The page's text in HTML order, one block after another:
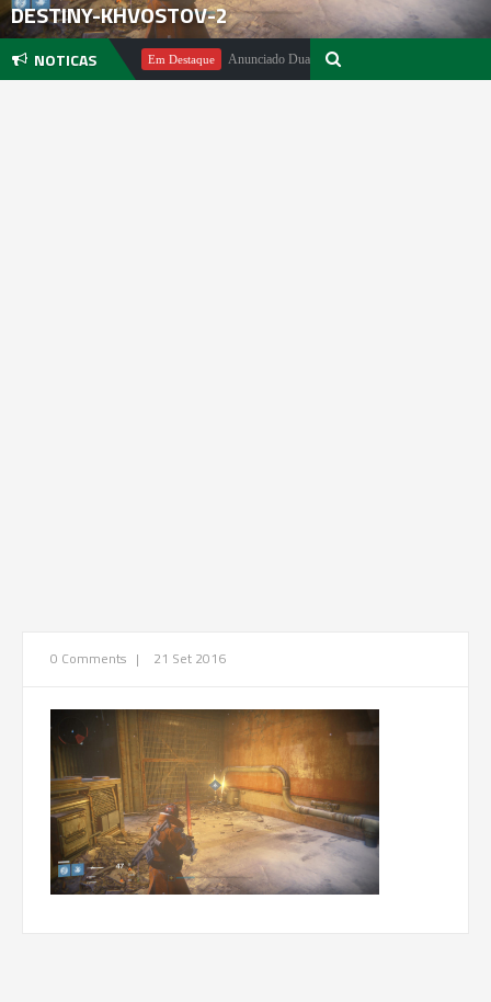
DESTINY-KHVOSTOV-2
NOTICAS
Pachter Em Destaque Anunciado DualSense The Last of Us Limited Edition
0 Comments | 21 Set 2016